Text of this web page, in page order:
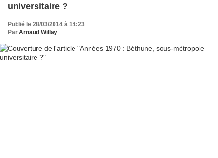
universitaire ?
Publié le 28/03/2014 à 14:23
Par Arnaud Willay